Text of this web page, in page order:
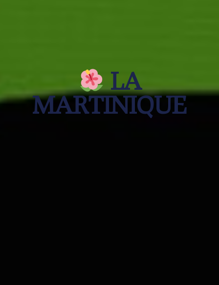
LA
MARTINIQUE